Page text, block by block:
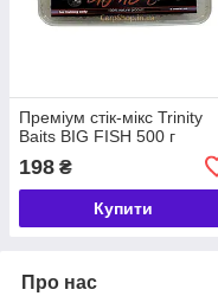
Преміум стік-мікс Trinity
Baits BIG FISH 500 г
198 ₴
Купити
Про нас